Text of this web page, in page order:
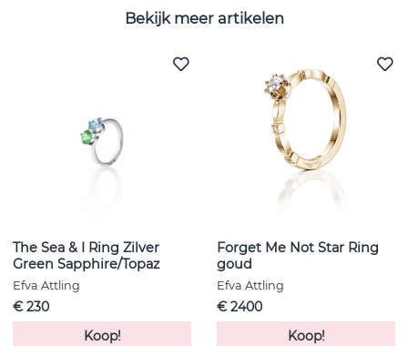
Bekijk meer artikelen
The Sea & I Ring Zilver
Green Sapphire/Topaz
Efva Attling
€ 230
Koop!
Forget Me Not Star Ring
goud
Efva Attling
€ 2400
Koop!